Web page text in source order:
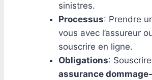
sinistres.
Processus: Prendre
vous avec l’assureur
souscrire en ligne.
Obligations:
assurance